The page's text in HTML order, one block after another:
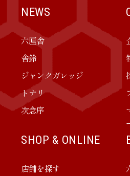
NEWS
六厘舎
舎鈴
ジャンクガレッジ
トナリ
次念序
SHOP & ONLINE
店舗を探す